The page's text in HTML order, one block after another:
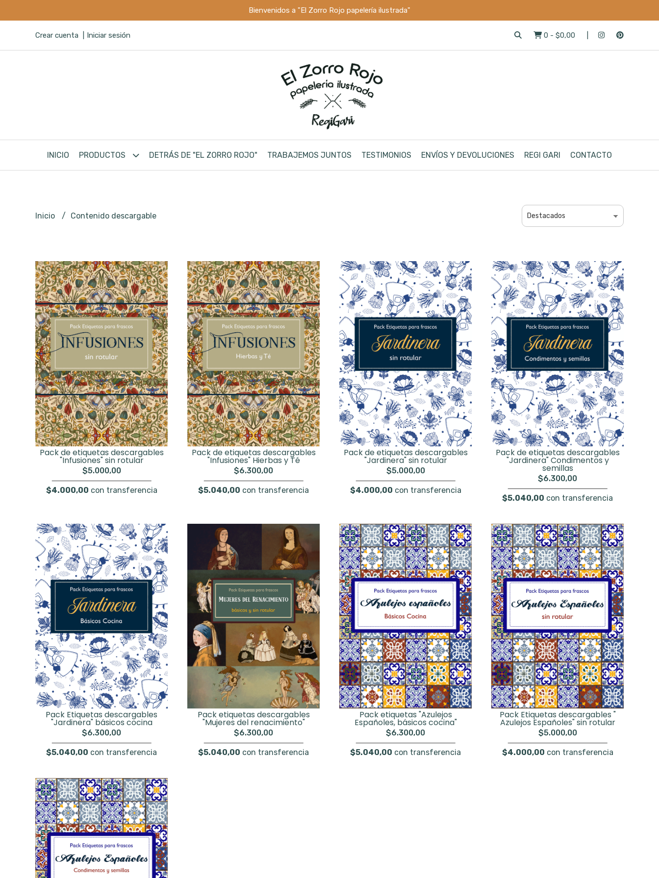
Bienvenidos a "El Zorro Rojo papelería ilustrada"
Crear cuenta Iniciar sesión 0 - $0,00
INICIO PRODUCTOS DETRÁS DE "EL ZORRO ROJO" TRABAJEMOS JUNTOS TESTIMONIOS ENVÍOS Y DEVOLUCIONES REGI GARI CONTACTO
Inicio Contenido descargable
Pack de etiquetas descargables
"Infusiones" sin rotular
$5.000,00
$4.000,00 con transferencia
Pack de etiquetas descargables
"Infusiones" Hierbas y Té
$6.300,00
$5.040,00 con transferencia
Pack de etiquetas descargables
"Jardinera" sin rotular
$5.000,00
$4.000,00 con transferencia
Pack de etiquetas descargables
"Jardinera" Condimentos y
semillas
$6.300,00
$5.040,00 con transferencia
Pack Etiquetas descargables
"Jardinera" básicos cocina
$6.300,00
$5.040,00 con transferencia
Pack etiquetas descargables
"Mujeres del renacimiento"
$6.300,00
$5.040,00 con transferencia
Pack etiquetas "Azulejos
Españoles, básicos cocina"
$6.300,00
$5.040,00 con transferencia
Pack Etiquetas descargables "
Azulejos Españoles" sin rotular
$5.000,00
$4.000,00 con transferencia